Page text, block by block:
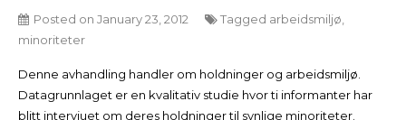
Posted on January 23, 2012 Tagged arbeidsmiljø
minoriteter
Denne avhandling handler om holdninger og arbeidsmiljø.
Datagrunnlaget er en kvalitativ studie hvor ti informanter har
blitt intervjuet om deres holdninger til synlige minoriteter.